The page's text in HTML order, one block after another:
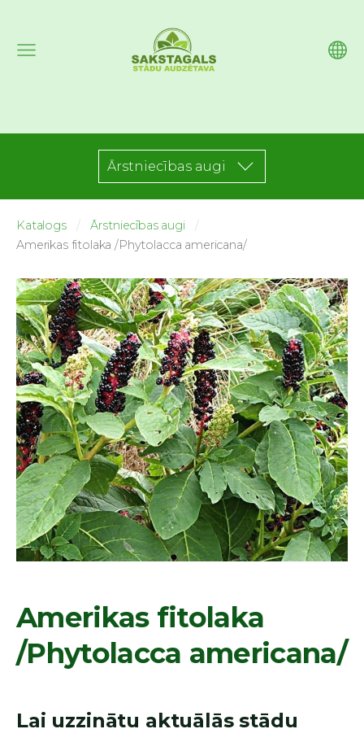
Ārstniecības augi
Lai uzzinātu aktuālās stādu
Katalogs
Ārstniecības augi
Amerikas fitolaka /Phytolacca americana/
Amerikas fitolaka
/Phytolacca americana/